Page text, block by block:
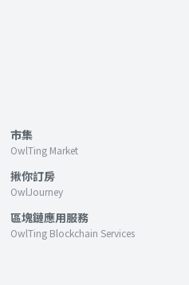
市集
OwlTing Market
揪你訂房
OwlJourney
區塊鏈應用服務
OwlTing Blockchain Services